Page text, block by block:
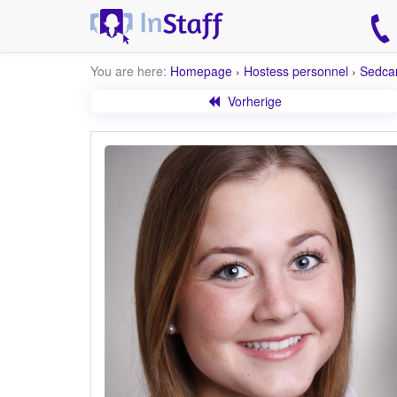
You are here: Homepage › Hostess personnel ›
Vorherige